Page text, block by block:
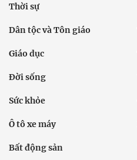
Thời sự
Dân tộc và Tôn giáo
Giáo dục
Đời sống
Sức khỏe
Ô tô xe máy
Bất động sản